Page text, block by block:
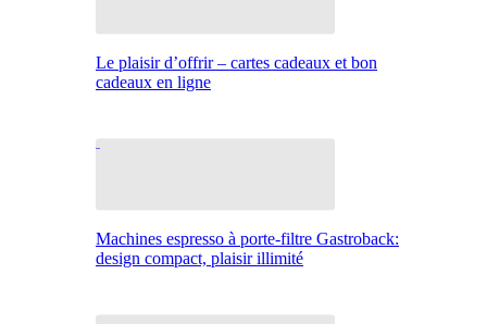
Le plaisir d’offrir – cartes cadeaux et bon
cadeaux en ligne
Machines espresso à porte-filtre Gastroback:
design compact, plaisir illimité